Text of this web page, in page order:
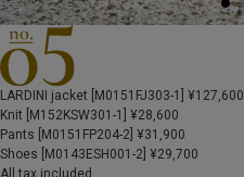
LARDINI jacket [M0151FJ303-1] ¥127,600
Knit [M152KSW301-1] ¥28,600
Pants [M0151FP204-2] ¥31,900
Shoes [M0143ESH001-2] ¥29,700
All tax included